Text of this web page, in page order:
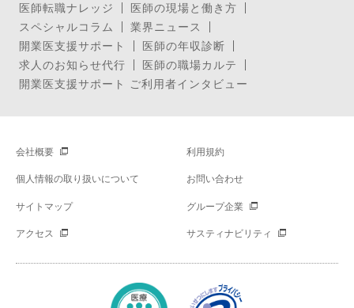
医師転職ナレッジ
医師の現場と働き方
スペシャルコラム
業界ニュース
開業医支援サポート
医師の年収診断
求人のお知らせ代行
医師の職場カルテ
開業医支援サポート ご利用者インタビュー
会社概要 利用規約
個人情報の取り扱いについて お問い合わせ
サイトマップ グループ企業
アクセス サスティナビリティ